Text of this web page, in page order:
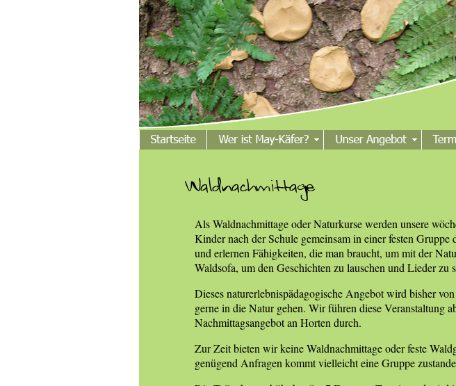
Als Waldnachmittage oder Naturkurse werden unsere
Kinder nach der Schule gemeinsam in einer festen
und erlernen Fähigkeiten, die man braucht, um mit der
Waldsofa, um den Geschichten zu lauschen und Lieder zu
Dieses naturerlebnispädagogische Angebot wird bisher
gerne in die Natur gehen. Wir führen diese Veranstaltung
Nachmittagsangebot an Horten durch.
Zur Zeit bieten wir keine Waldnachmittage oder feste
genügend Anfragen kommt vielleicht eine Gruppe